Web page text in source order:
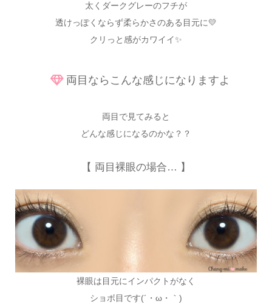
太くダークグレーのフチが
透けっぽくならず柔らかさのある目元に💛
クリっと感がカワイイ✨
両目ならこんな感じになりますよ
両目で見てみると
どんな感じになるのかな？？
【 両目裸眼の場合… 】
裸眼は目元にインパクトがなく
ショボ目です(´・ω・｀)